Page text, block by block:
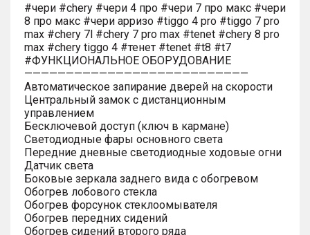
#чери #chery #чери 4 про #чери 7 про макс #чери
8 про макс #чери арризо #tiggo 4 pro #tiggo 7 pro
max #chery 7l #chery 7 pro max #tenet #chery 8 pro
max #chery tiggo 4 #тенет #tenet #t8 #t7
#ФУНКЦИОНАЛЬНОЕ ОБОРУДОВАНИЕ
———————————————————————————
Автоматическое запирание дверей на скорости
Центральный замок с дистанционным
управлением
Бесключевой доступ (ключ в кармане)
Светодиодные фары основного света
Передние дневные светодиодные ходовые огни
Датчик света
Боковые зеркала заднего вида с обогревом
Обогрев лобового стекла
Обогрев форсунок стеклоомывателя
Обогрев передних сидений
Обогрев сидений второго ряда